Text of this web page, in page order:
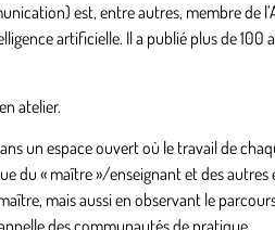
est, entre autres, membre de
artificielle. Il a publié plus de 100
atelier.
un espace ouvert où le travail de
du « maître »/enseignant et des
mais aussi en observant le